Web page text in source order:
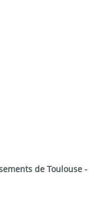
de Toulouse -